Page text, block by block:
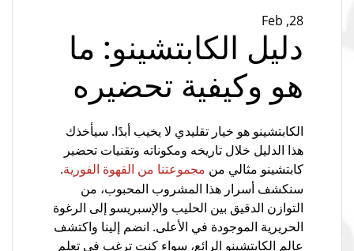
Feb ,28
دليل الكابتشينو: ما
هو وكيفية تحضيره
الكابتشينو هو خيار تقليدي لا يخيب أبدًا. سيأخذك
هذا الدليل خلال تاريخه ومكوناته وتقنيات تحضير
كابتشينو مثالي من مجموعتنا من القهوة الفورية.
سنكشف أسرار هذا المشروب المحبوب، من
التوازن الدقيق بين الحليب والإسبريسو إلى الرغوة
الحريرية الموجودة في الأعلى. انضم إلينا واكتشف
عالم الكابتشينو الرائع، سواء كنت ترغب في تعلم